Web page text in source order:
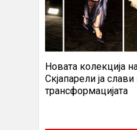
Новата колекција
Скјапарели ја
трансформацијата